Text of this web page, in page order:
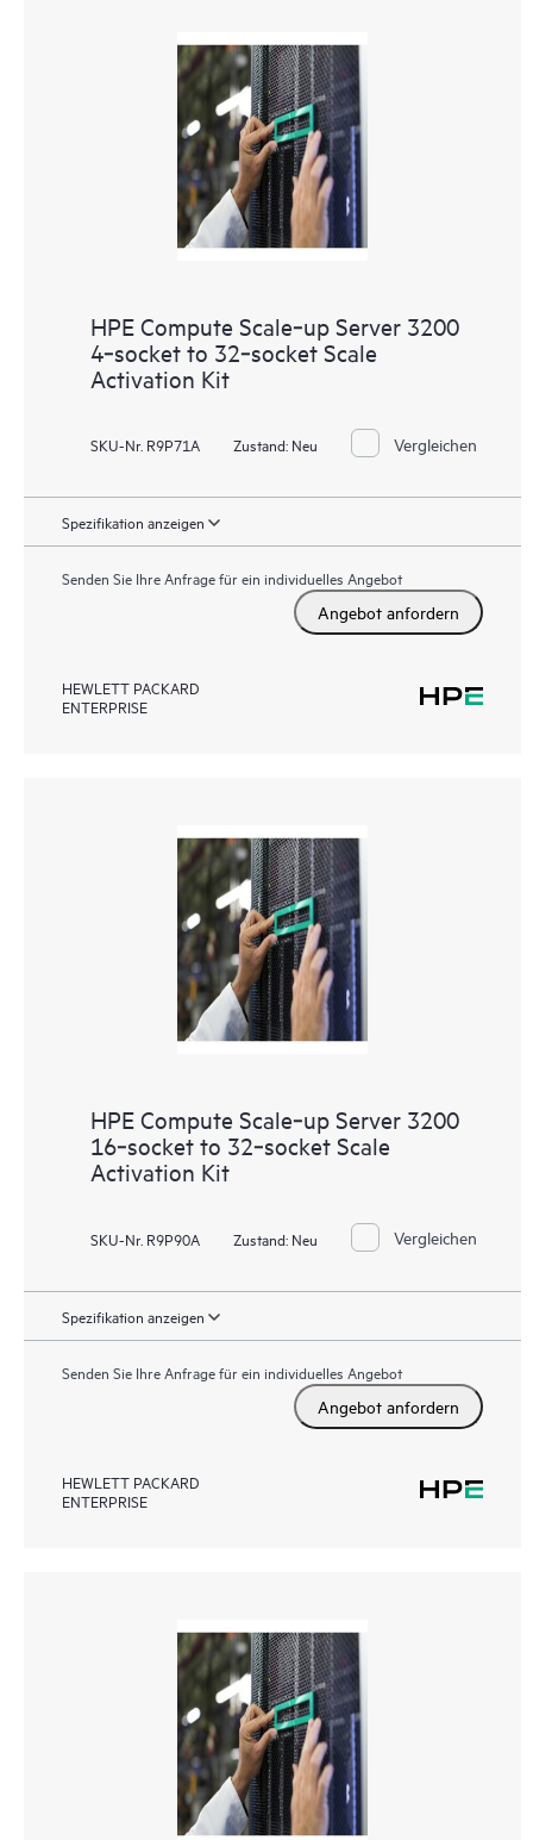
HPE Compute Scale‑up Server 3200
4‑socket to 32‑socket Scale
Activation Kit
SKU-Nr. R9P71A Zustand: Neu Vergleichen
Spezifikation anzeigen
Senden Sie Ihre Anfrage für ein individuelles Angebot
Angebot anfordern
HEWLETT PACKARD
ENTERPRISE
HPE Compute Scale‑up Server 3200
16‑socket to 32‑socket Scale
Activation Kit
SKU-Nr. R9P90A Zustand: Neu Vergleichen
Spezifikation anzeigen
Senden Sie Ihre Anfrage für ein individuelles Angebot
Angebot anfordern
HEWLETT PACKARD
ENTERPRISE